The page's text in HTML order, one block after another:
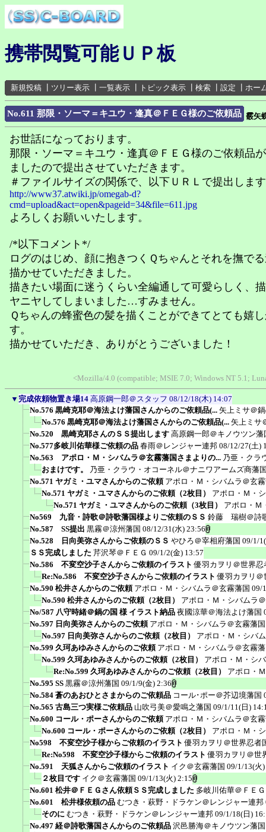
携帯閲覧可能ＵＰ板
新規投稿 ツリー表示 一覧表示 トピック表示 検索 設定 ホー
No.611 那限・ソーマ＝キユウ・逢真＠ＦＥＧ様のご依頼品 霰矢
お世話になっております。
那限・ソーマ＝キユウ・逢真＠ＦＥＧ様のご依頼品
ましたので提出させていただきます。
＃ファイルサイズの関係で、以下ＵＲＬで提出しま
http://www37.atwiki.jp/omegab-d?
cmd=upload&act=open&pageid=34&file=611.jpg
よろしくお願いいたします。
/*以下コメント*/
ログのはじめ、顔に抱きつくＱちゃんとそれを撫で
描かせていただきました。
描きたい場面に迷うくらい全編通して可愛らしく、
ヤニヤしてしまいました…すみません。
Ｑちゃんの蜂蜜色の髪を描くことができてとても嬉
す。
描かせていただき、ありがとうございました！
<Mozilla/4.0 (compatible; MSIE 7.0; Windows NT 5.1;
▼ 完成依頼物置き場14 高原鋼一郎＠スタッフ 08/12/18(木) 14:07
No.576 黒崎克耶＠海法よけ藩国さんからのご依頼品(... 矢上ミサ＠
No.576 黒崎克耶＠海法よけ藩国さんからのご依頼品(... 矢上ミサ
No.520 黒崎克耶さんのＳＳ提出します 高原鋼一郎＠キノウツン藩
No.577多岐川佑華様ご依頼の品 春雨＠レンジャー連邦 08/12/27(土)
No.563 アポロ・Ｍ・シバムラ＠玄霧藩国さまよりの... 乃亜・クラ
おまけです。
乃亜・クラウ・オコーネル＠ナニワアームズ商藩
No.571 ヤガミ・ユマさんからのご依頼 アポロ・Ｍ・シバムラ＠玄
No.571 ヤガミ・ユマさんからのご依頼（2枚目）
アポロ・Ｍ・
No.571 ヤガミ・ユマさんからのご依頼（3枚目）
アポロ・Ｍ
No569 九音・詩歌＠詩歌藩国様よりご依頼のＳＳ 鈴藤 瑞樹＠詩
No.587 SS提出 黒霧＠涼州藩国 08/12/31(水) 23:56
No.528 日向美弥さんからご依頼のＳＳ やひろ＠宰相府藩国 09/1/
ＳＳ完成しました 芹沢琴＠ＦＥＧ 09/1/2(金) 13:57
No.586 不変空沙子さんからご依頼のイラスト 優羽カヲリ＠世界忍
Re:No.586 不変空沙子さんからご依頼のイラスト 優羽カヲリ＠
No.590 松井さんからのご依頼 アポロ・Ｍ・シバムラ＠玄霧藩国 09/
No.590 松井さんからのご依頼（2枚目）
アポロ・Ｍ・シバムラ
No/587 八守時緒＠鍋の国 様 イラスト納品 夜國涼華＠海法よけ藩国
No.597 日向美弥さんからのご依頼 アポロ・Ｍ・シバムラ＠玄霧藩国
No.597 日向美弥さんからのご依頼（2枚目）
アポロ・Ｍ・シバ
No.599 久珂あゆみさんからのご依頼 アポロ・Ｍ・シバムラ＠玄霧
No.599 久珂あゆみさんからのご依頼（2枚目）
アポロ・Ｍ・シ
Re:No.599 久珂あゆみさんからのご依頼（2枚目）
アポロ・
No.595 SS 黒霧＠涼州藩国 09/1/9(金) 2:36
No.584 蒼のあおひとさまからのご依頼品 コール･ポー＠芥辺境藩国
No.565 古島三つ実様ご依頼品 山吹弓美＠愛鳴之藩国 09/1/11(日)
No.600 コール・ポーさんからのご依頼 アポロ・Ｍ・シバムラ＠玄
No.600 コール・ポーさんからのご依頼（2枚目）
アポロ・Ｍ・
No598 不変空沙子様からご依頼のイラスト 優羽カヲリ＠世界忍者
Re:No598 不変空沙子様からご依頼のイラスト 優羽カヲリ＠世
No.591 天狐さんからご依頼のイラスト イク＠玄霧藩国 09/1/13(火
２枚目です イク＠玄霧藩国 09/1/13(火) 2:15
No.601 松井＠ＦＥＧさん依頼ＳＳ完成しました 多岐川佑華＠ＦＥＧ
No.601 松井様依頼の品 むつき・萩野・ドラケン＠レンジャー連邦
そのに むつき・萩野・ドラケン＠レンジャー連邦 09/1/18(日)
No.497 経＠詩歌藩国さんからのご依頼品 沢邑勝海＠キノウツン藩国